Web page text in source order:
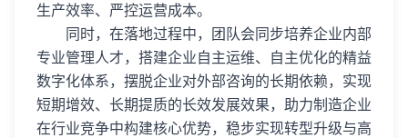
生产效率、严控运营成本。
同时，在落地过程中，团队会同步培养企业内部
专业管理人才，搭建企业自主运维、自主优化的精益
数字化体系，摆脱企业对外部咨询的长期依赖，实现
短期增效、长期提质的长效发展效果，助力制造企业
在行业竞争中构建核心优势，稳步实现转型升级与高